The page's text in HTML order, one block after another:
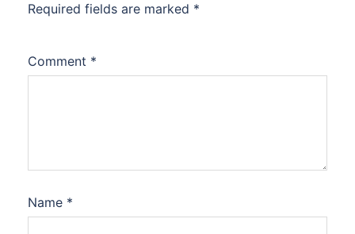
Required fields are marked *
Comment *
Name *